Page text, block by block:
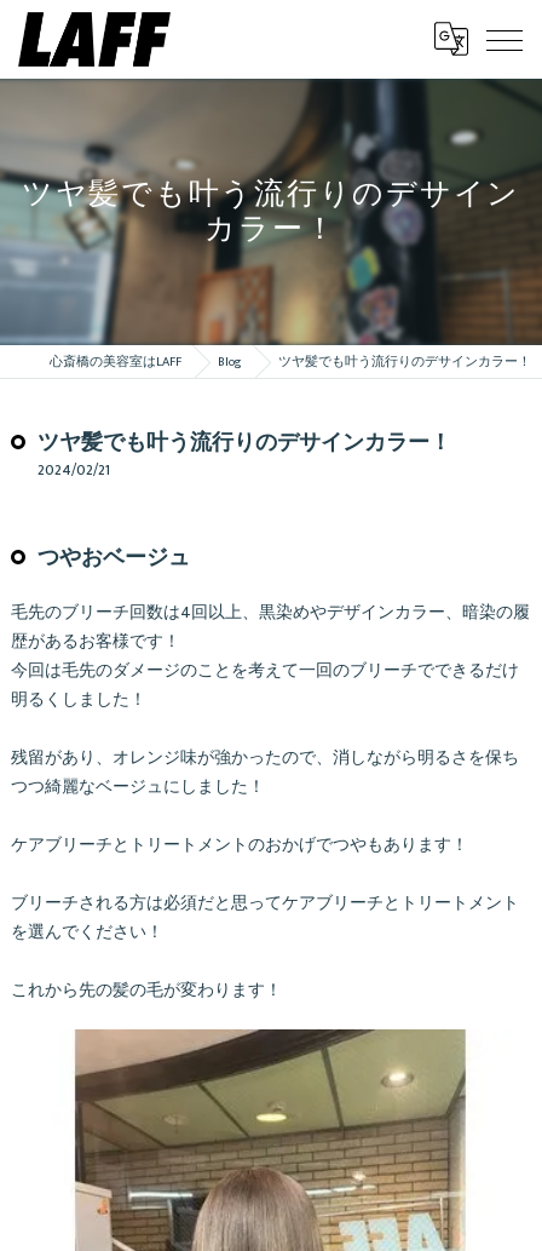
ツヤ髪でも叶う流行りのデサイン
カラー！
心斎橋の美容室はLAFF Blog ツヤ髪でも叶う流行りのデサインカラー！
ツヤ髪でも叶う流行りのデサインカラー！
2024/02/21
つやおベージュ
毛先のブリーチ回数は4回以上、黒染めやデザインカラー、暗染の履
歴があるお客様です！
今回は毛先のダメージのことを考えて一回のブリーチでできるだけ
明るくしました！
残留があり、オレンジ味が強かったので、消しながら明るさを保ち
つつ綺麗なベージュにしました！
ケアブリーチとトリートメントのおかげでつやもあります！
ブリーチされる方は必須だと思ってケアブリーチとトリートメント
を選んでください！
これから先の髪の毛が変わります！